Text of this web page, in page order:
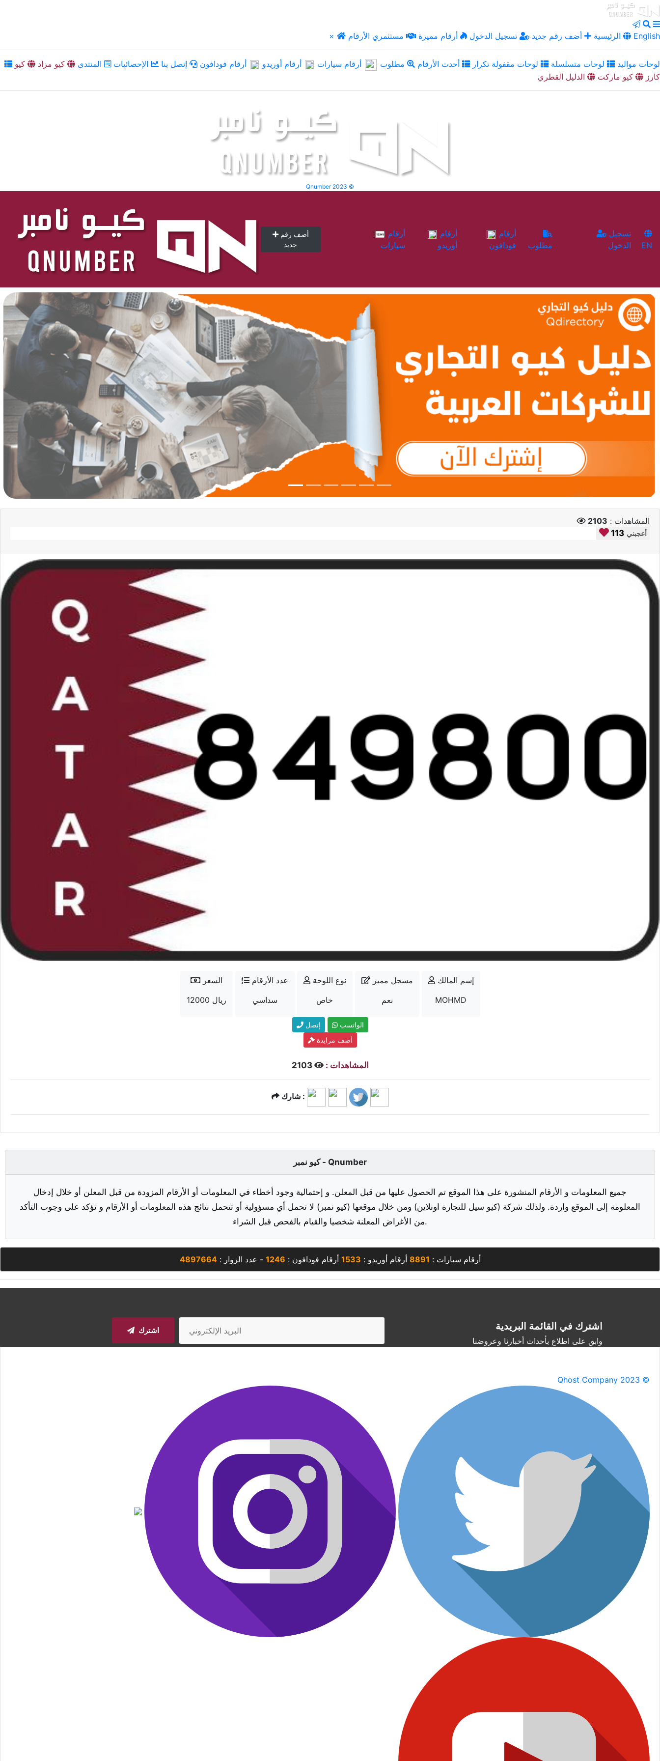
× الرئيسية أضف رقم جديد تسجيل الدخول أرقام مميزة مستثمري الأرقام English
لوحات مواليد لوحات متسلسلة لوحات مقفولة تكرار أحدث الأرقام مطلوب أرقام سيارات أرقام أوريدو أرقام فودافون إتصل بنا الإحصائيات المنتدى كيو مزاد
كيو
كارز
كيو ماركت الدليل القطري
Qnumber 2023 ©
أضف رقم
جديد
سيارات
أوريدو
فودافون
مطلوب
الدخول
EN